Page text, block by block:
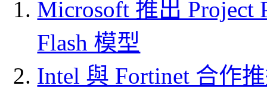
Microsoft 推出 Project
Flash 模型
Intel 與 Fortinet 合作